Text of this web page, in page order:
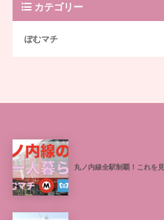
カテゴリー
ぽむマチ
丸ノ内線全駅制覇！これを